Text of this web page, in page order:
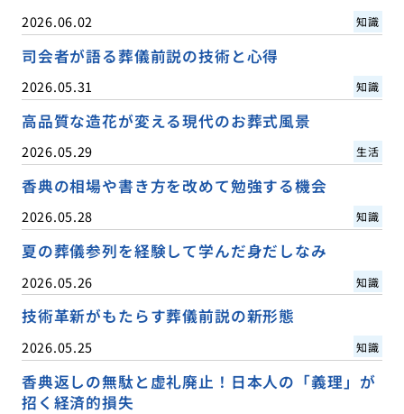
2026.06.02 知識
司会者が語る葬儀前説の技術と心得
2026.05.31 知識
高品質な造花が変える現代のお葬式風景
2026.05.29 生活
香典の相場や書き方を改めて勉強する機会
2026.05.28 知識
夏の葬儀参列を経験して学んだ身だしなみ
2026.05.26 知識
技術革新がもたらす葬儀前説の新形態
2026.05.25 知識
香典返しの無駄と虚礼廃止！日本人の「義理」が
招く経済的損失